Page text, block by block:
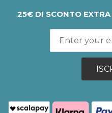
25€ DI SCONTO